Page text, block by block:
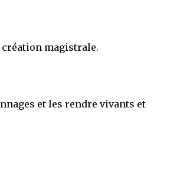
magistrale.
et les rendre vivants et